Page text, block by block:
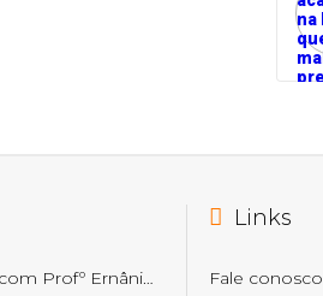
Links
Fale conosco